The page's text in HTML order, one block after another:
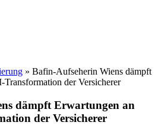
» Bafin-Aufseherin Wiens dämpft
der Versicherer
dämpft Erwartungen an
der Versicherer